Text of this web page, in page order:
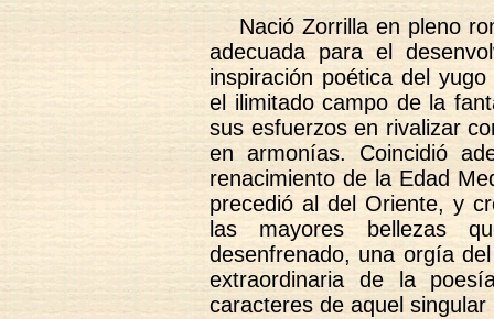
Nació Zorrilla en pleno
adecuada para el
inspiración poética del
el ilimitado campo de la
sus esfuerzos en rivalizar
en armonías. Coincidió
renacimiento de la Edad
precedió al del Oriente, y
las mayores bellezas
desenfrenado, una orgía
extraordinaria de la
caracteres de aquel